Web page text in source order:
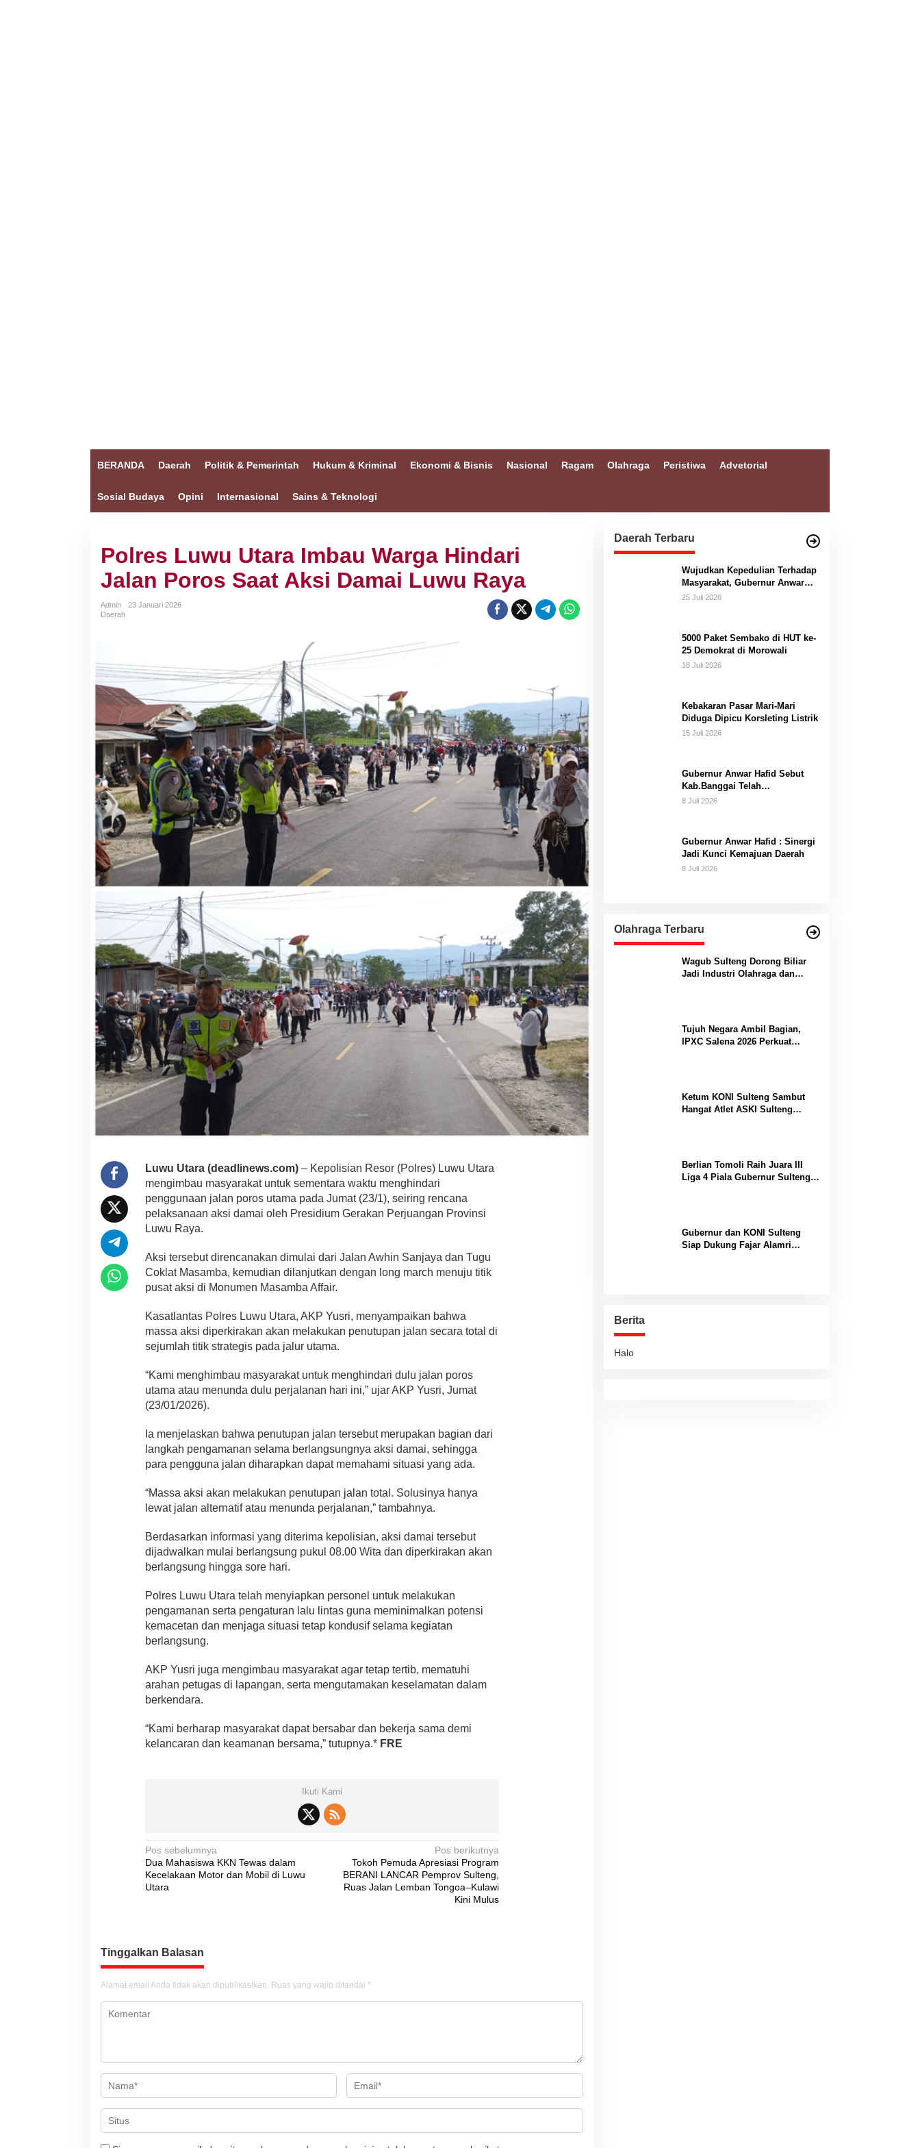
BERANDA Daerah Politik & Pemerintah Hukum & Kriminal Ekonomi & Bisnis Nasional Ragam Olahraga Peristiwa Advetorial
Sosial Budaya Opini Internasional Sains & Teknologi
Polres Luwu Utara Imbau Warga Hindari
Jalan Poros Saat Aksi Damai Luwu Raya
Admin
23 Januari 2026
Daerah
Luwu Utara (deadlinews.com)– Kepolisian Resor (Polres) Luwu Utara
mengimbau masyarakat untuk sementara waktu menghindari
penggunaan jalan poros utama pada Jumat (23/1), seiring rencana
pelaksanaan aksi damai oleh Presidium Gerakan Perjuangan Provinsi
Luwu Raya.
Aksi tersebut direncanakan dimulai dari Jalan Awhin Sanjaya dan Tugu
Coklat Masamba, kemudian dilanjutkan dengan long march menuju titik
pusat aksi di Monumen Masamba Affair.
Kasatlantas Polres Luwu Utara, AKP Yusri, menyampaikan bahwa
massa aksi diperkirakan akan melakukan penutupan jalan secara total di
sejumlah titik strategis pada jalur utama.
“Kami menghimbau masyarakat untuk menghindari dulu jalan poros
utama atau menunda dulu perjalanan hari ini,” ujar AKP Yusri, Jumat
(23/01/2026).
Ia menjelaskan bahwa penutupan jalan tersebut merupakan bagian dari
langkah pengamanan selama berlangsungnya aksi damai, sehingga
para pengguna jalan diharapkan dapat memahami situasi yang ada.
“Massa aksi akan melakukan penutupan jalan total. Solusinya hanya
lewat jalan alternatif atau menunda perjalanan,” tambahnya.
Berdasarkan informasi yang diterima kepolisian, aksi damai tersebut
dijadwalkan mulai berlangsung pukul 08.00 Wita dan diperkirakan akan
berlangsung hingga sore hari.
Polres Luwu Utara telah menyiapkan personel untuk melakukan
pengamanan serta pengaturan lalu lintas guna meminimalkan potensi
kemacetan dan menjaga situasi tetap kondusif selama kegiatan
berlangsung.
AKP Yusri juga mengimbau masyarakat agar tetap tertib, mematuhi
arahan petugas di lapangan, serta mengutamakan keselamatan dalam
berkendara.
“Kami berharap masyarakat dapat bersabar dan bekerja sama demi
kelancaran dan keamanan bersama,” tutupnya.* FRE
Ikuti Kami
N
a
v
a
s
i
p
Pos sebelumnya
Dua Mahasiswa KKN Tewas dalam
Kecelakaan Motor dan Mobil di Luwu
Utara
Pos berikutnya
Tokoh Pemuda Apresiasi Program
BERANI LANCAR Pemprov Sulteng,
Ruas Jalan Lemban Tongoa–Kulawi
Kini Mulus
Tinggalkan Balasan
Alamat email Anda tidak akan dipublikasikan. Ruas yang wajib ditandai *
Daerah Terbaru
Wujudkan Kepedulian Terhadap
Masyarakat, Gubernur Anwar
Hafid Bangun Jembatan
25 Juli 2026
5000 Paket Sembako di HUT ke-
25 Demokrat di Morowali
18 Juli 2026
Kebakaran Pasar Mari-Mari
Diduga Dipicu Korsleting Listrik
15 Juli 2026
Gubernur Anwar Hafid Sebut
Kab.Banggai Telah
“Melahirkan” Generasi…
8 Juli 2026
Gubernur Anwar Hafid : Sinergi
Jadi Kunci Kemajuan Daerah
8 Juli 2026
Olahraga Terbaru
Wagub Sulteng Dorong Biliar
Jadi Industri Olahraga dan
Tujuh Negara Ambil Bagian,
IPXC Salena 2026 Perkuat
Ketum KONI Sulteng Sambut
Hangat Atlet ASKI Sulteng
Berlian Tomoli Raih Juara III
Liga 4 Piala Gubernur Sulteng
Gubernur dan KONI Sulteng
Siap Dukung Fajar Alamri
Berita
Halo